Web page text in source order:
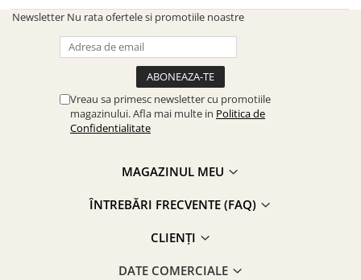
Newsletter Nu rata ofertele si promotiile noastre
Vreau sa primesc newsletter cu promotiile
magazinului. Afla mai multe in Politica de
Confidentialitate
MAGAZINUL MEU
ÎNTREBĂRI FRECVENTE (FAQ)
CLIENȚI
DATE COMERCIALE